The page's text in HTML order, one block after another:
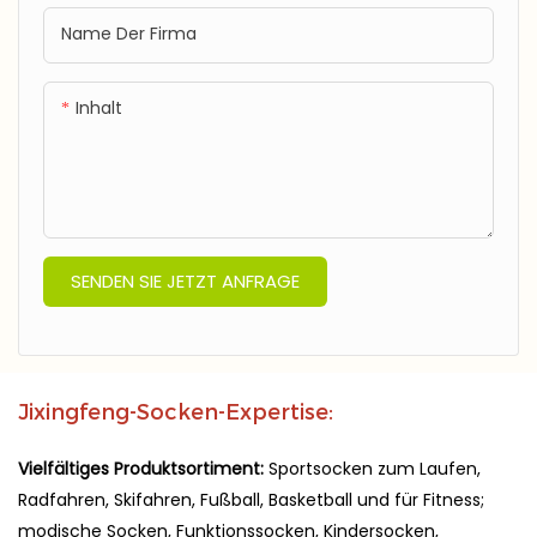
Name Der Firma
Inhalt
SENDEN SIE JETZT ANFRAGE
Jixingfeng-Socken-Expertise:
Vielfältiges Produktsortiment: Sportsocken zum Laufen,
Radfahren, Skifahren, Fußball, Basketball und für Fitness;
modische Socken, Funktionssocken, Kindersocken,